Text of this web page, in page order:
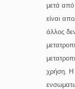
μετά από
είναι
άλλος
χρήση. Η